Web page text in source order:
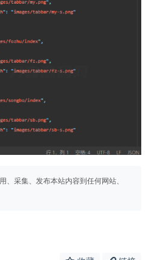
、采集、发布本站内容到任何网站、